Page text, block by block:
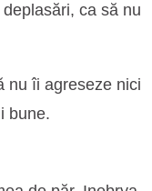
ca să nu
nu îi agreseze nici
bune.